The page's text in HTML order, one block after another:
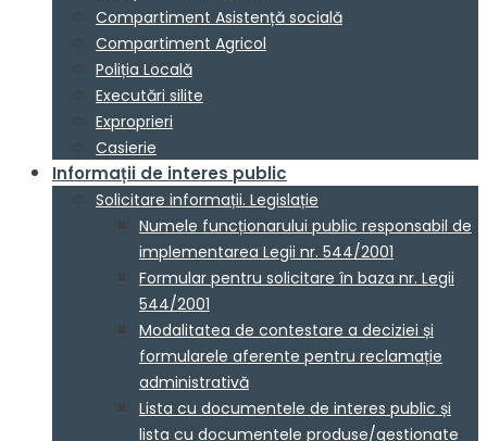
Compartiment Asistență socială
Compartiment Agricol
Poliția Locală
Executări silite
Exproprieri
Casierie
Informații de interes public
Solicitare informații. Legislație
Numele funcționarului public responsabil de
implementarea Legii nr. 544/2001
Formular pentru solicitare în baza nr. Legii
544/2001
Modalitatea de contestare a deciziei și
formularele aferente pentru reclamație
administrativă
Lista cu documentele de interes public și
lista cu documentele produse/gestionate